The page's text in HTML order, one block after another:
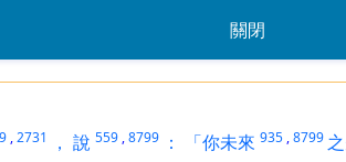
關閉
,2731 ， 說 559 ,8799 ： 「你未來 935 ,8799